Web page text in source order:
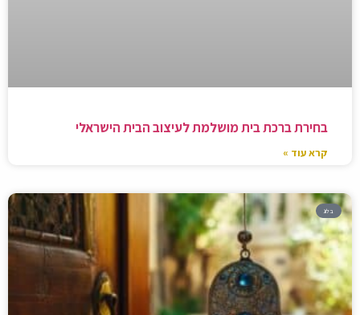
בחירת ברכת בית מושלמת לעיצוב הבית הישראלי
קרא עוד »
בלוג